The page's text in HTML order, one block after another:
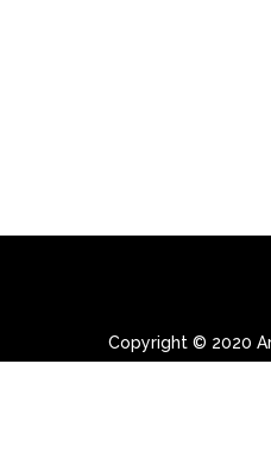
Copyright © 2020